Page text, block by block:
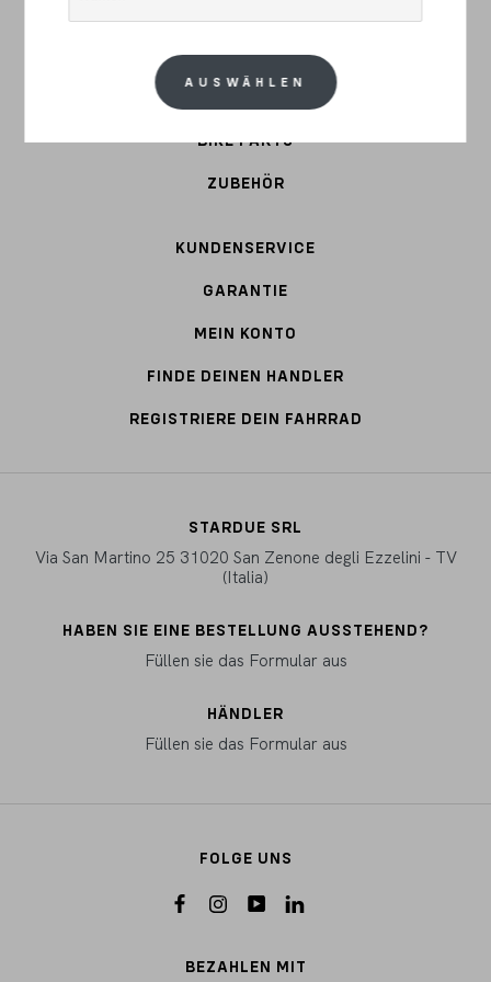
AUSWÄHLEN
BIKE PARTS
ZUBEHÖR
KUNDENSERVICE
GARANTIE
MEIN KONTO
FINDE DEINEN HANDLER
REGISTRIERE DEIN FAHRRAD
STARDUE SRL
Via San Martino 25 31020 San Zenone degli Ezzelini - TV
(Italia)
HABEN SIE EINE BESTELLUNG AUSSTEHEND?
Füllen sie das Formular aus
HÄNDLER
Füllen sie das Formular aus
FOLGE UNS
BEZAHLEN MIT